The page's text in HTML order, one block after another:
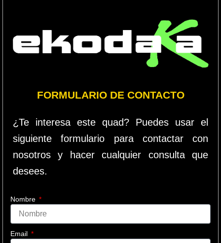
FORMULARIO DE CONTACTO
¿Te interesa este quad? Puedes usar el
siguiente formulario para contactar con
nosotros y hacer cualquier consulta que
desees.
Nombre
Email